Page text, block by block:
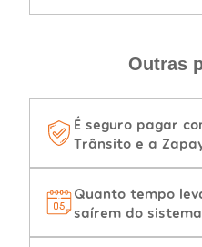
Outras
É seguro pagar
Trânsito e a
Quanto tempo
saírem do sistema